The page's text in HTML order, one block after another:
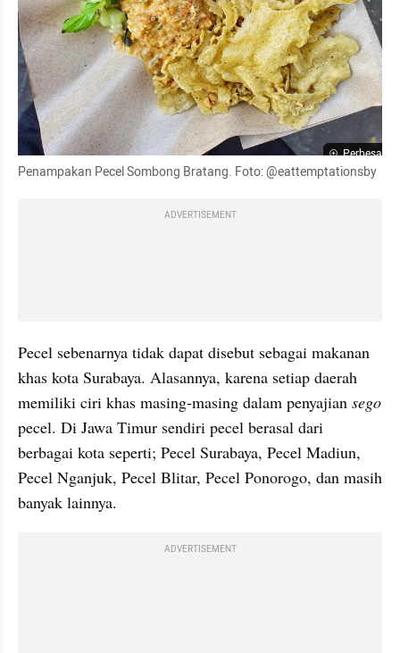
Perbesar
Penampakan Pecel Sombong Bratang. Foto: @eattemptationsby
ADVERTISEMENT
Pecel sebenarnya tidak dapat disebut sebagai makanan
khas kota Surabaya. Alasannya, karena setiap daerah
memiliki ciri khas masing-masing dalam penyajian
pecel. Di Jawa Timur sendiri pecel berasal dari
berbagai kota seperti; Pecel Surabaya, Pecel Madiun,
Pecel Nganjuk, Pecel Blitar, Pecel Ponorogo, dan masih
banyak lainnya.
ADVERTISEMENT